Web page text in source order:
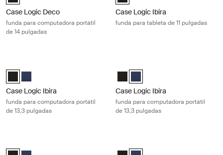
Case Logic Deco
funda para computadora portátil
de 14 pulgadas
Case Logic Ibira
funda para tableta de 11 pulgadas
Case Logic Ibira Laptop Sleeve Negro (selected)
Case Logic Ibira Laptop Sleeve Azul vestido
Case Logic Ibira
funda para computadora portátil
de 13,3 pulgadas
Case Logic Ibira Laptop Sleeve
Case Logic Ibira Laptop
Case Logic Ibira
funda para computadora portátil
de 13,3 pulgadas
Case Logic Ibira Laptop Sleeve Negro (selected)
Case Logic Ibira Laptop Sleeve Azul vestidoCase Logic Ibira Laptop Sleeve
Case Logic Ibira Laptop